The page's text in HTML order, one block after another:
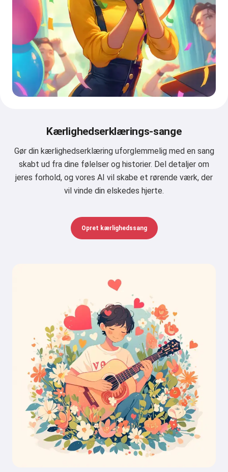
Kærlighedserklærings-sange
Gør din kærlighedserklæring uforglemmelig med en sang
skabt ud fra dine følelser og historier. Del detaljer om
jeres forhold, og vores AI vil skabe et rørende værk, der
vil vinde din elskedes hjerte.
Opret kærlighedssang